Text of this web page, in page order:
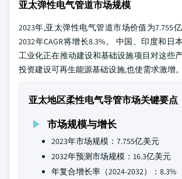
亚太弹性电气管道市场规模
2023年,亚太弹性电气管道市场价值为7.755
2032年CAGR将增长8.3%。 中国、印度和日
工业化正在推动建设和基础设施项目对这些
投资建设可再生能源基础设施,也使需求激增。
亚太地区柔性电气导管市场关键要点
市场规模与增长
2023年市场规模：7.755亿美元
2032年预测市场规模：16.3亿美元
年复合增长率（2024-2032）：8.3%